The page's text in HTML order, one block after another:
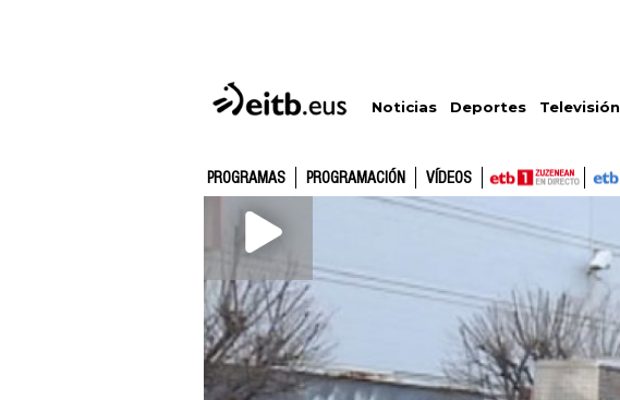
Noticias Deportes Televisión
PROGRAMAS PROGRAMACIÓN VÍDEOS